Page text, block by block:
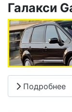
Галакси
Подробнее